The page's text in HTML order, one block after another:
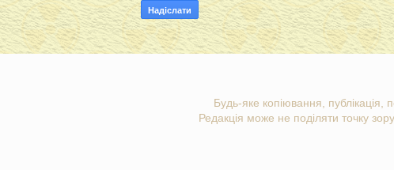
Будь-яке копіювання, публікація,
Редакція може не поділяти точку зору